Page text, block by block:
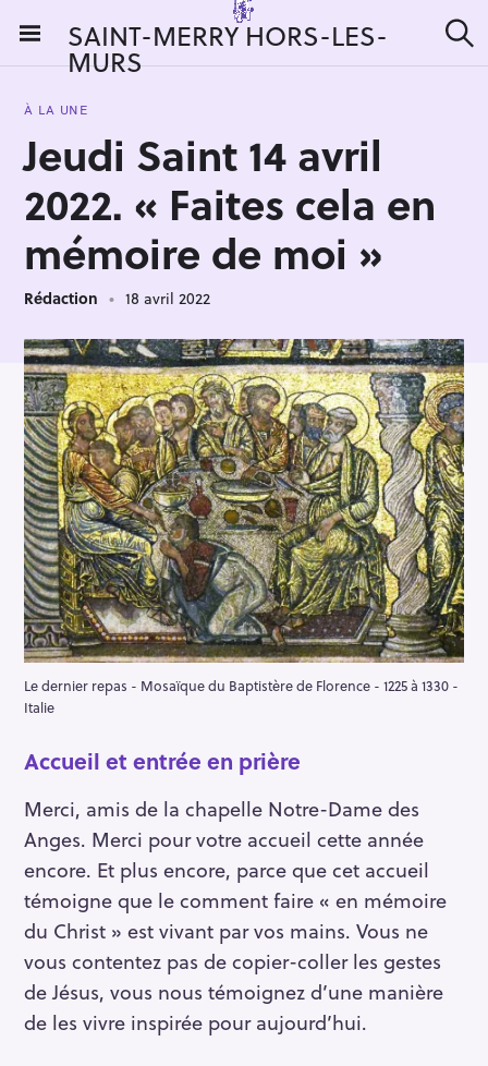
i
SAINT-MERRY HORS-LES-
MURS e
À LA UNE
Jeudi Saint 14 avril
2022. « Faites cela en
mémoire de moi »
Rédaction 18 avril 2022
Le dernier repas - Mosaïque du Baptistère de Florence - 1225 à 1330 -
Italie
Accueil et entrée en prière
Merci, amis de la chapelle Notre-Dame des
Anges. Merci pour votre accueil cette année
encore. Et plus encore, parce que cet accueil
témoigne que le comment faire « en mémoire
du Christ » est vivant par vos mains. Vous ne
vous contentez pas de copier-coller les gestes
de Jésus, vous nous témoignez d’une manière
de les vivre inspirée pour aujourd’hui.